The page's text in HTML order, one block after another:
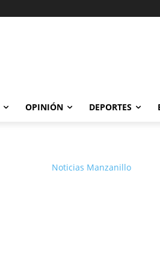
OPINIÓN DEPORTES
Noticias Manzanillo